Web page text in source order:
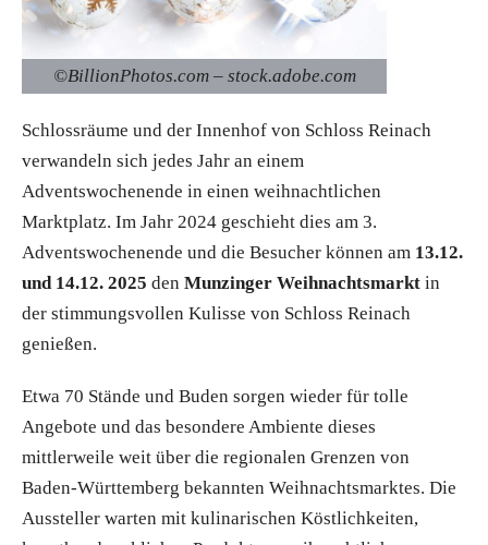
©BillionPhotos.com – stock.adobe.com
Schlossräume und der Innenhof von Schloss Reinach
verwandeln sich jedes Jahr an einem
Adventswochenende in einen weihnachtlichen
Marktplatz. Im Jahr 2024 geschieht dies am 3.
Adventswochenende und die Besucher können am 13.12.
und 14.12. 2025 den Munzinger Weihnachtsmarkt in
der stimmungsvollen Kulisse von Schloss Reinach
genießen.
Etwa 70 Stände und Buden sorgen wieder für tolle
Angebote und das besondere Ambiente dieses
mittlerweile weit über die regionalen Grenzen von
Baden-Württemberg bekannten Weihnachtsmarktes. Die
Aussteller warten mit kulinarischen Köstlichkeiten,